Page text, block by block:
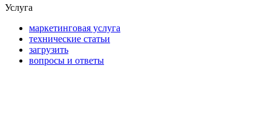
Услуга
маркетинговая услуга
технические статьи
загрузить
вопросы и ответы